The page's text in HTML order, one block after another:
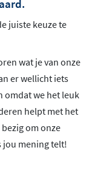
juiste keuze te
wat je van onze
er wellicht iets
omdat we het leuk
helpt met het
om onze
jou mening telt!